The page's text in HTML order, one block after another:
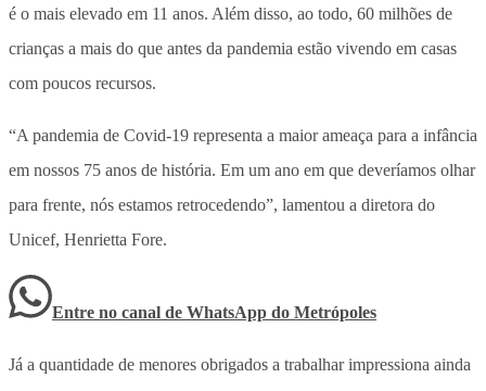
é o mais elevado em 11 anos. Além disso, ao todo, 60 milhões de
crianças a mais do que antes da pandemia estão vivendo em casas
com poucos recursos.
“A pandemia de Covid-19 representa a maior ameaça para a infância
em nossos 75 anos de história. Em um ano em que deveríamos olhar
para frente, nós estamos retrocedendo”, lamentou a diretora do
Unicef, Henrietta Fore.
Entre no canal de WhatsApp do Metrópoles
Já a quantidade de menores obrigados a trabalhar impressiona ainda